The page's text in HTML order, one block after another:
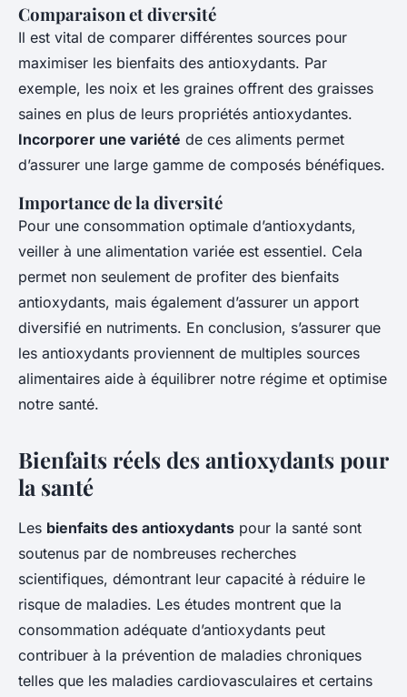
Comparaison et diversité
Il est vital de comparer différentes sources pour
maximiser les bienfaits des antioxydants. Par
exemple, les noix et les graines offrent des graisses
saines en plus de leurs propriétés antioxydantes.
Incorporer une variété de ces aliments permet
d’assurer une large gamme de composés bénéfiques.
Importance de la diversité
Pour une consommation optimale d’antioxydants,
veiller à une alimentation variée est essentiel. Cela
permet non seulement de profiter des bienfaits
antioxydants, mais également d’assurer un apport
diversifié en nutriments. En conclusion, s’assurer que
les antioxydants proviennent de multiples sources
alimentaires aide à équilibrer notre régime et optimise
notre santé.
Bienfaits réels des antioxydants pour
la santé
Les bienfaits des antioxydants pour la santé sont
soutenus par de nombreuses recherches
scientifiques, démontrant leur capacité à réduire le
risque de maladies. Les études montrent que la
consommation adéquate d’antioxydants peut
contribuer à la prévention de maladies chroniques
telles que les maladies cardiovasculaires et certains